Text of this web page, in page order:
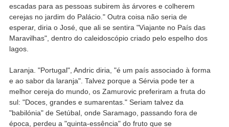
escadas para as pessoas subirem às árvores e colherem
cerejas no jardim do Palácio." Outra coisa não seria de
esperar, diria o José, que ali se sentira "Viajante no País das
Maravilhas", dentro do caleidoscópio criado pelo espelho dos
lagos.
Laranja. "Portugal", Andric diria, "é um país associado à forma
e ao sabor da laranja". Talvez porque a Sérvia pode ter a
melhor cereja do mundo, os Zamurovic preferiram a fruta do
sul: "Doces, grandes e sumarentas." Seriam talvez da
"babilónia" de Setúbal, onde Saramago, passando fora de
época, perdeu a "quinta-essência" do fruto que se